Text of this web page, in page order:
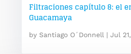
Filtraciones capítulo 8: el
Guacamaya
by Santiago O´Donnell| Jul